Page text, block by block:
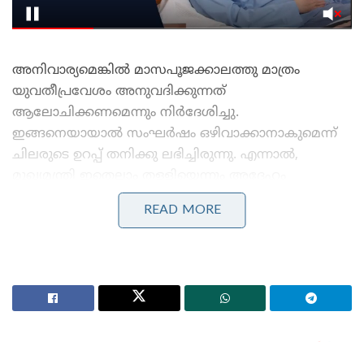
അനിവാര്യമെങ്കില്‍ മാസപൂജക്കാലത്തു മാത്രം
യുവതീപ്രവേശം അനുവദിക്കുന്നത്
ആലോചിക്കണമെന്നും നിര്‍ദേശിച്ചു.
ഇങ്ങനെയായാല്‍ സംഘര്‍ഷം ഒഴിവാക്കാനാകുമെന്ന്
ചിലരുടെ ഉറപ്പ് തനിക്കു ലഭിച്ചിരുന്നു. എന്നാല്‍,
‘ജെൻസികളെ കേൾക്കാൻ കോൺഗ്രസിന്
കഴിഞ്ഞുവോ എന്ന് സ്വയം പരിശോധിക്കണം;
വിമർശനവുമായി ശശി തരൂർ
READ MORE